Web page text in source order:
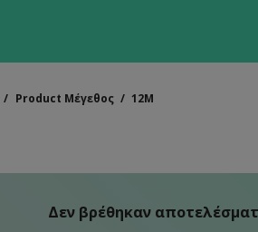
/ Product Μέγεθος / 12M
Δεν βρέθηκαν